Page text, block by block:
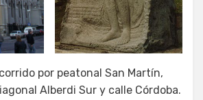
por peatonal San Martín,
Alberdi Sur y calle Córdoba.